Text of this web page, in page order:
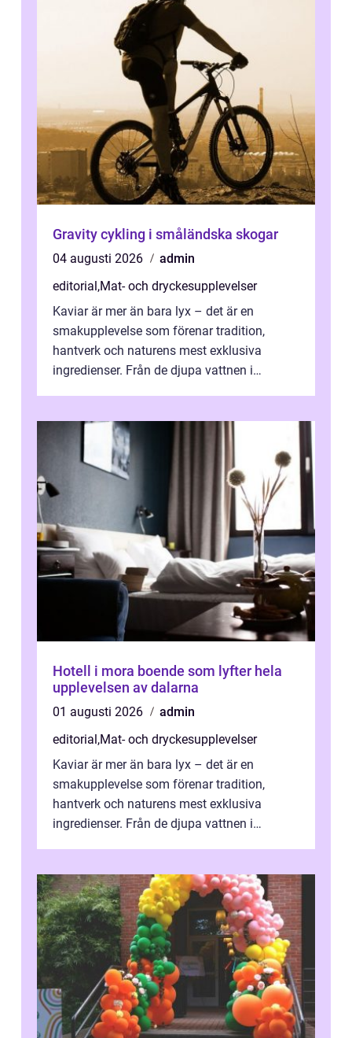
Gravity cykling i småländska skogar
04 augusti 2026
admin
editorial ,Mat- och dryckesupplevelser
Kaviar är mer än bara lyx – det är en
smakupplevelse som förenar tradition,
hantverk och naturens mest exklusiva
ingredienser. Från de djupa vattnen i
Hotell i mora boende som lyfter hela
upplevelsen av dalarna
01 augusti 2026
admin
editorial ,Mat- och dryckesupplevelser
Kaviar är mer än bara lyx – det är en
smakupplevelse som förenar tradition,
hantverk och naturens mest exklusiva
ingredienser. Från de djupa vattnen i